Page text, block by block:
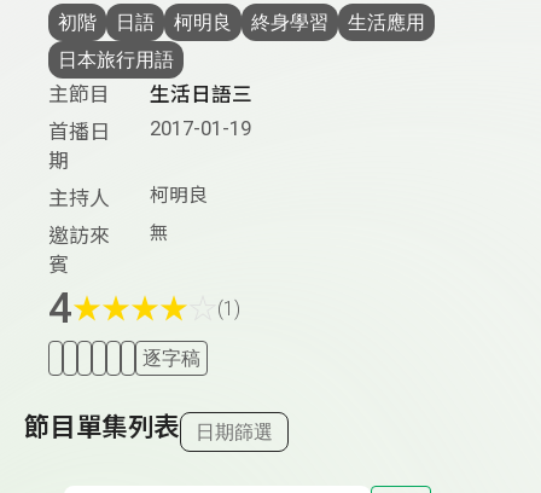
初階 日語 柯明良 終身學習
生活應用
日本旅行用語
主節目
生活日語三
首播日
期
2017-01-19
主持人 柯明良
邀訪來
賓
無
4★★★★ (1)
逐字稿
節目單集列表 日期篩選